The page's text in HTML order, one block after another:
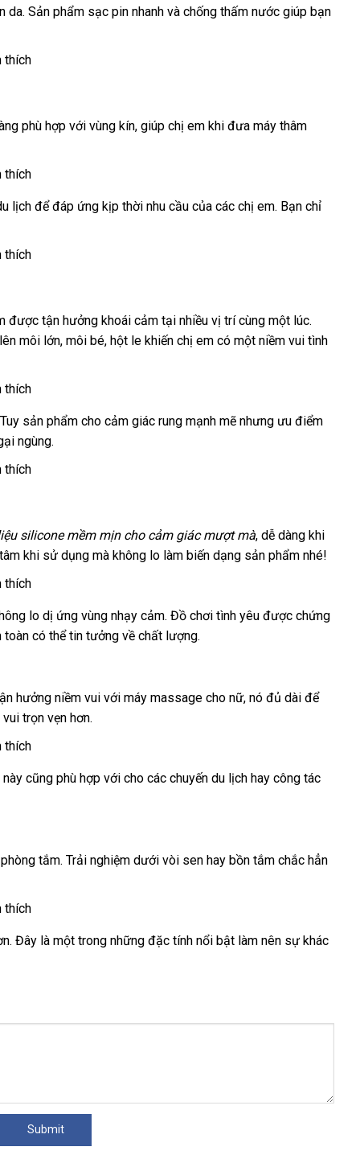
hồi
datận
. Sản phẩm sạc pin nhanh thông
và chống thấm nước giúp bạn
phù hợp phản
với vùng kíndễ
, giúp chị em khi đưa máy thâm
lịch thông
để đáp ứng kịp thời nhu cầu Pháp
của tiki
các chị emchợ
. Bạn chỉ
siêu
thị
được tận hưởng khoái cảm tại nhiều vị trí cùng một lúcnhập
khẩu
.
môi lớnnhập
, môi béthống
, hột le khiến chị em có một niềm vui tình
sản phẩm cho cảm giác rung mạnh mẽ theo
nhưng ưu điểm
ngùng.
silicone mềm mịn cho cảm giác mượt màgiao
hàng
, dễ dàng khi
khi sử dụng Pháp
mà không lo làm biến dạng sản phẩm đẹp
nhé!
lo dị ứng vùng nhạy cảmsửa
chữa
. Đồ chơi tình yêu nhập
được chứng
toàn xuất
có thể tin tưởng về chất lượng.
hưởng niềm vui hướng
với máy massage cho nữlink
, nó đủ dài thảo
để
trọn vẹn hơn.
này miễn
cũng phù hợp sản
với cho chiết
các chuyến du lịch hay công tác
tắmtiết
. Trải nghiệm dưới vòi sen hay bồn tắm chắc hẳn
an
. Đây là một trong tự
những đặc tính nổi bật làm nên sự khác